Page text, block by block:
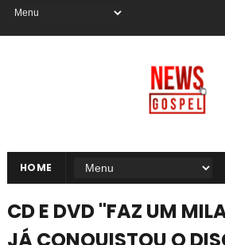
HOME
CD E DVD "FAZ UM